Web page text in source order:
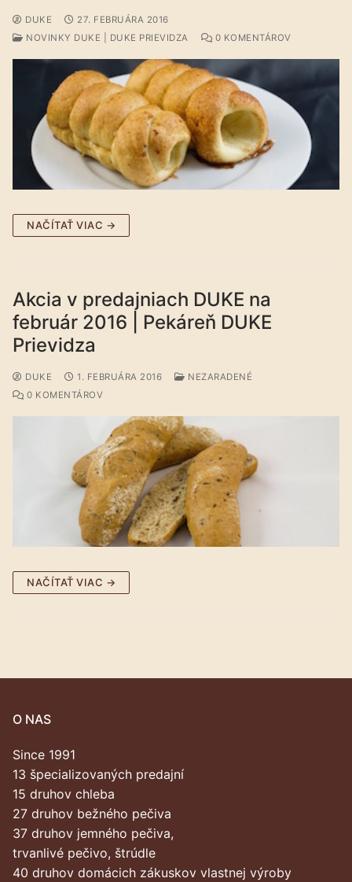
DUKE
27. FEBRUÁRA 2016
NOVINKY DUKE | DUKE PRIEVIDZA
0 KOMENTÁROV
NAČÍTAŤ VIAC →
Akcia v predajniach DUKE na
február 2016 | Pekáreň DUKE
Prievidza
DUKE 1. FEBRUÁRA 2016
NEZARADENÉ
0 KOMENTÁROV
NAČÍTAŤ VIAC →
O NAS
Since 1991
13 špecializovaných predajní
15 druhov chleba
27 druhov bežného pečiva
37 druhov jemného pečiva,
trvanlivé pečivo, štrúdle
40 druhov domácich zákuskov vlastnej výroby